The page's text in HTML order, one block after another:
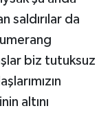
saldırılar da
biz tutuksuz
altını